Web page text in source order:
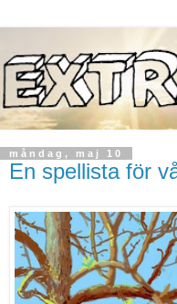
måndag, maj 10
En spellista för